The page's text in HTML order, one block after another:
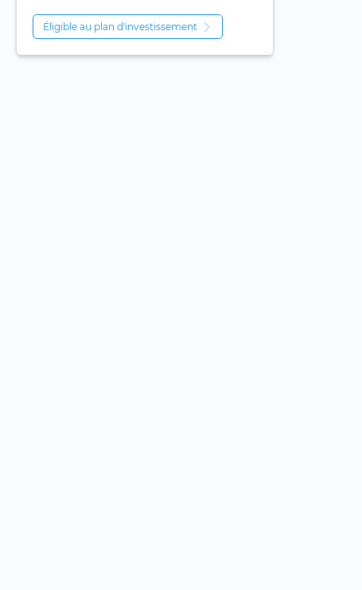
Éligible au plan d'investissement